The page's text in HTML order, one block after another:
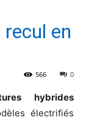
en
0
566
hybrides
électrifiés